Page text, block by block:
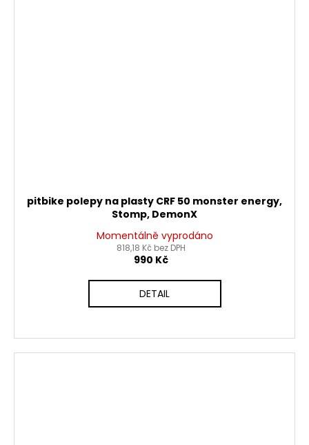
pitbike polepy na plasty CRF 50 monster energy,
Stomp, DemonX
Momentálně vyprodáno
818,18 Kč bez DPH
990 Kč
DETAIL